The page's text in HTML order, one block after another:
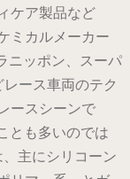
ケア製品など
ミカルメーカー
ニッポン、スーパ
ース車両のテク
ースシーンで
とも多いのでは
主にシリコーン